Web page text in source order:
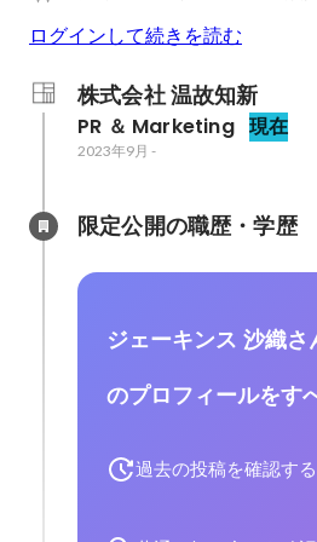
ログインして続きを読む
株式会社 温故知新
PR ＆ Marketing 現在
2023年9月 -
限定公開の職歴・学歴
ジェーキンス 沙織さ
のプロフィールをす
過去の投稿を確認する